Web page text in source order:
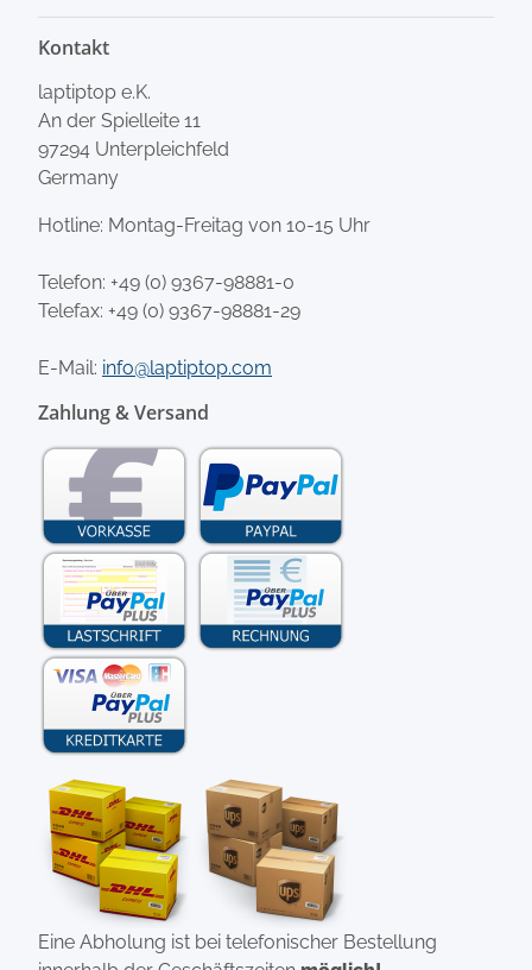
Kontakt
laptiptop e.K.
An der Spielleite 11
97294 Unterpleichfeld
Germany
Hotline: Montag-Freitag von 10-15 Uhr
Telefon: +49 (0) 9367-98881-0
Telefax: +49 (0) 9367-98881-29
E-Mail: info@laptiptop.com
Zahlung & Versand
Eine Abholung ist bei telefonischer Bestellung